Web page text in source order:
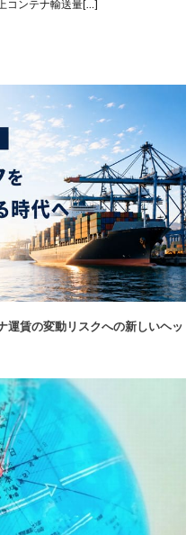
コンテナ輸送量[…]
運賃の変動リスクへの新しいヘッ